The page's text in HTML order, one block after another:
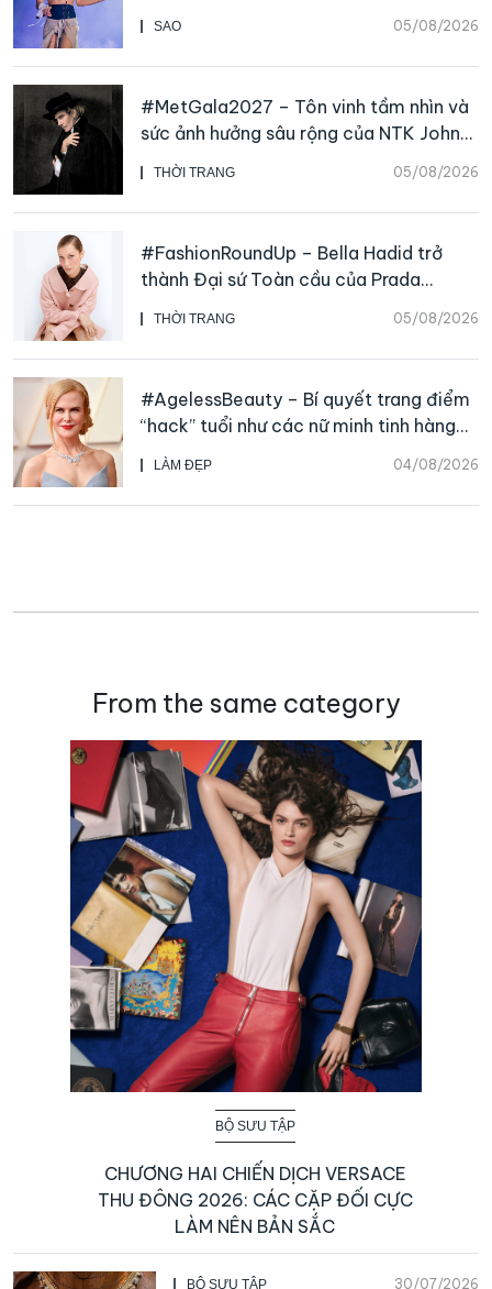
SAO 05/08/2026
THỜI TRANG 05/08/2026
#MetGala2027 – Tôn vinh tầm nhìn và
sức ảnh hưởng sâu rộng của NTK John
Galliano
THỜI TRANG 05/08/2026
#FashionRoundUp – Bella Hadid trở
thành Đại sứ Toàn cầu của Prada
Beauty, CHANEL mua lại Charvet
LÀM ĐẸP 04/08/2026
#AgelessBeauty – Bí quyết trang điểm
“hack” tuổi như các nữ minh tinh hàng
đầu
From the same category
BỘ SƯU TẬP
CHƯƠNG HAI CHIẾN DỊCH VERSACE
THU ĐÔNG 2026: CÁC CẶP ĐỐI CỰC
LÀM NÊN BẢN SẮC
BỘ SƯU TẬP 30/07/2026